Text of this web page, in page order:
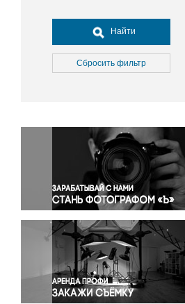
Досуг, туризм и отдых
Культура
Медицина
Окружающая среда
Политика
Правосудие
Происшествия и конфликты
Религия
Светская жизнь
Спорт
Экология
Экономика и бизнес
Найти
Сбросить фильтр